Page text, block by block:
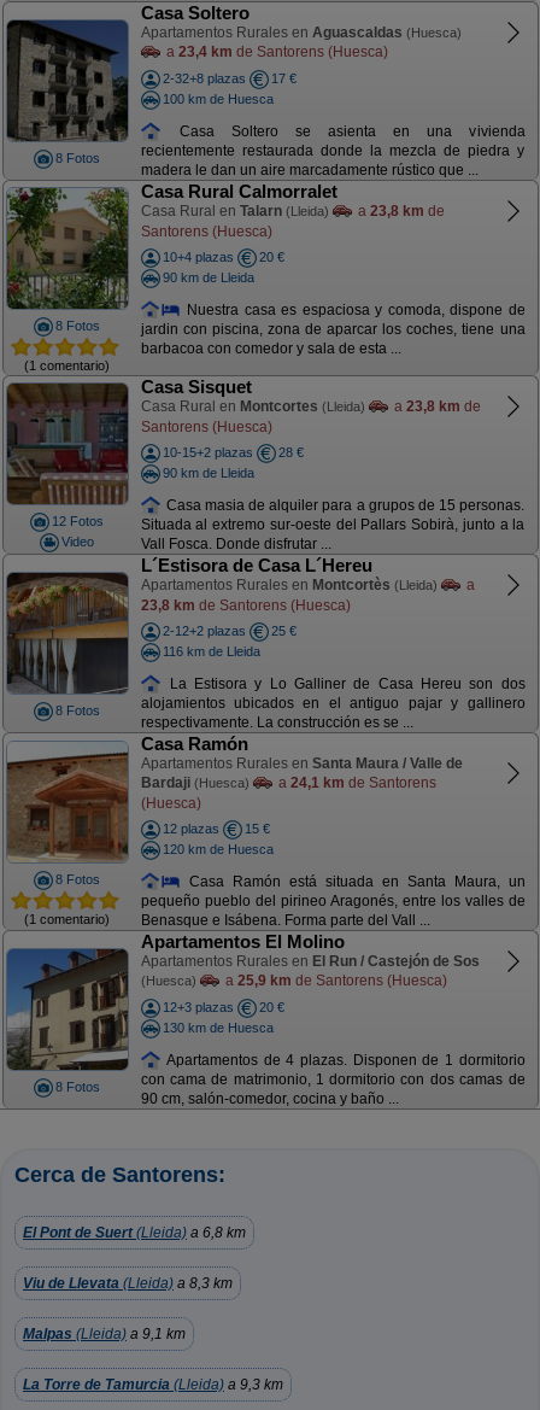
8 Fotos
Casa Soltero
Apartamentos Rurales en Aguascaldas (Huesca)
a 23,4 km de Santorens (Huesca)
2-32+8 plazas
17 €
100 km de Huesca
Casa Soltero se asienta en una vivienda
recientemente restaurada donde la mezcla de piedra y
madera le dan un aire marcadamente rústico que ...
8 Fotos
(1 comentario)
Casa Rural Calmorralet
Casa Rural en Talarn (Lleida) a 23,8 km de
Santorens (Huesca)
10+4 plazas
20 €
90 km de Lleida
Nuestra casa es espaciosa y comoda, dispone de
jardin con piscina, zona de aparcar los coches, tiene una
barbacoa con comedor y sala de esta ...
12 Fotos
Video
Casa Sisquet
Casa Rural en Montcortes (Lleida) a 23,8 km de
Santorens (Huesca)
10-15+2 plazas
28 €
90 km de Lleida
Casa masia de alquiler para a grupos de 15 personas.
Situada al extremo sur-oeste del Pallars Sobirà, junto a la
Vall Fosca. Donde disfrutar ...
8 Fotos
L´Estisora de Casa L´Hereu
Apartamentos Rurales en Montcortès (Lleida)
a
23,8 km de Santorens (Huesca)
2-12+2 plazas
25 €
116 km de Lleida
La Estisora y Lo Galliner de Casa Hereu son dos
alojamientos ubicados en el antiguo pajar y gallinero
respectivamente. La construcción es se ...
8 Fotos
(1 comentario)
Casa Ramón
Apartamentos Rurales en Santa Maura / Valle de
Bardaji (Huesca) a 24,1 km de Santorens
(Huesca)
12 plazas
15 €
120 km de Huesca
Casa Ramón está situada en Santa Maura, un
pequeño pueblo del pirineo Aragonés, entre los valles de
Benasque e Isábena. Forma parte del Vall ...
8 Fotos
Apartamentos El Molino
Apartamentos Rurales en El Run / Castejón de Sos
(Huesca) a 25,9 km de Santorens (Huesca)
12+3 plazas
20 €
130 km de Huesca
Apartamentos de 4 plazas. Disponen de 1 dormitorio
con cama de matrimonio, 1 dormitorio con dos camas de
90 cm, salón-comedor, cocina y baño ...
Cerca de Santorens:
El Pont de Suert(Lleida) a 6,8 km
Viu de Llevata (Lleida) a 8,3 km
Malpas (Lleida) a 9,1 km
La Torre de Tamurcia (Lleida) a 9,3 km